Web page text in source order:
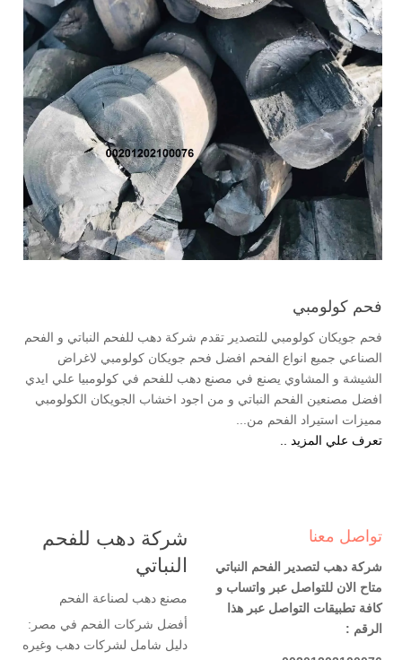
فحم كولومبي
فحم جويكان كولومبي للتصدير تقدم شركة دهب للفحم النباتي و الفحم
الصناعي جميع انواع الفحم افضل فحم جويكان كولومبي لاغراض
الشيشة و المشاوي يصنع في مصنع دهب للفحم في كولومبيا علي ايدي
افضل مصنعين الفحم النباتي و من اجود اخشاب الجويكان الكولومبي
مميزات استيراد الفحم من...
تعرف علي المزيد ..
تواصل معنا
شركة دهب لتصدير الفحم النباتي
متاح الان للتواصل عبر واتساب و
كافة تطبيقات التواصل عبر هذا
الرقم :
شركة دهب للفحم
النباتي
مصنع دهب لصناعة الفحم
أفضل شركات الفحم في مصر:
دليل شامل لشركات دهب وغيره